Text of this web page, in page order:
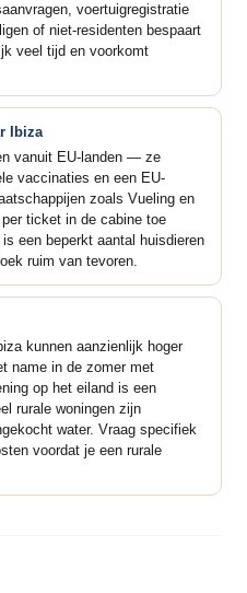
voertuigregistratie
of niet-residenten bespaart
veel tijd en voorkomt
Ibiza
vanuit EU-landen — ze
vaccinaties en een EU-
zoals Vueling en
ticket in de cabine toe
een beperkt aantal huisdieren
ruim van tevoren.
kunnen aanzienlijk hoger
name in de zomer met
op het eiland is een
rurale woningen zijn
water. Vraag specifiek
voordat je een rurale